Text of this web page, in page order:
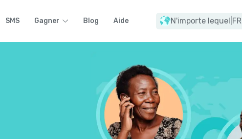
SMS Gagner Blog Aide N'importe lequel FR